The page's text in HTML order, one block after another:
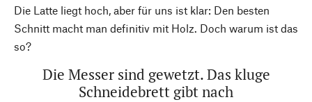
Die Latte liegt hoch, aber für uns ist klar: Den besten
Schnitt macht man definitiv mit Holz. Doch warum ist das
so?
Die Messer sind gewetzt. Das kluge
Schneidebrett gibt nach